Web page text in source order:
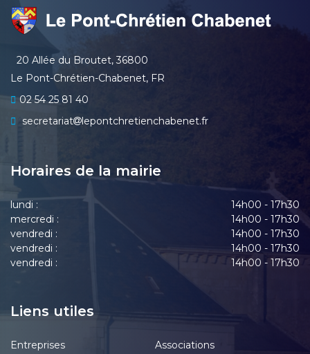
20 Allée du Broutet, 36800
Le Pont-Chrétien-Chabenet, FR
02 54 25 81 40
secretariat
lepontchretienchabenet.fr
Horaires de la mairie
lundi :
14h00 - 17h30
mercredi :
14h00 - 17h30
vendredi :
14h00 - 17h30
vendredi :
14h00 - 17h30
vendredi :
14h00 - 17h30
Liens utiles
Entreprises Associations